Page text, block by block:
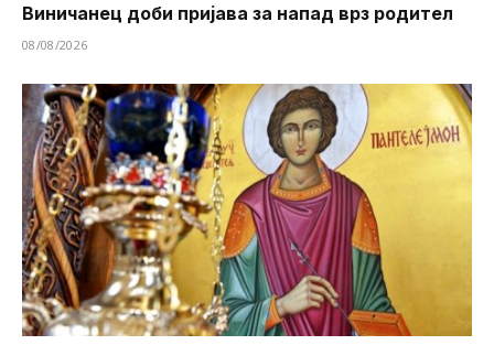
Виничанец доби пријава за напад врз родител
08/08/2026